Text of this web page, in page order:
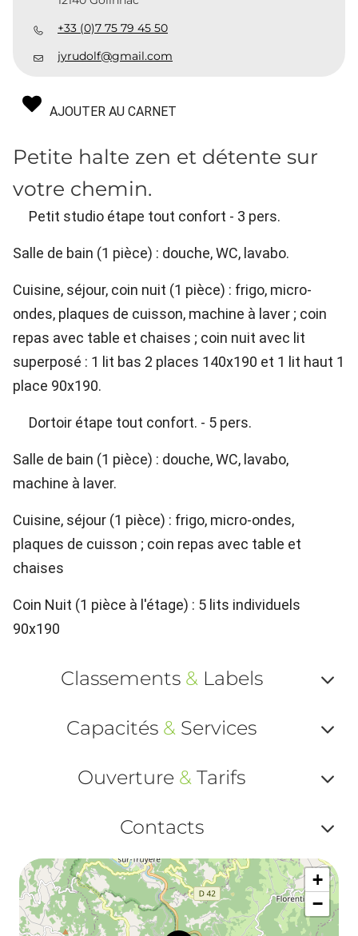
+33 (0)7 75 79 45 50
jyrudolf@gmail.com
AJOUTER AU CARNET
Petite halte zen et détente sur
votre chemin.
Petit studio étape tout confort - 3 pers.
Salle de bain (1 pièce) : douche, WC, lavabo.
Cuisine, séjour, coin nuit (1 pièce) : frigo, micro-
ondes, plaques de cuisson, machine à laver ; coin
repas avec table et chaises ; coin nuit avec lit
superposé : 1 lit bas 2 places 140x190 et 1 lit haut 1
place 90x190.
Dortoir étape tout confort. - 5 pers.
Salle de bain (1 pièce) : douche, WC, lavabo,
machine à laver.
Cuisine, séjour (1 pièce) : frigo, micro-ondes,
plaques de cuisson ; coin repas avec table et
chaises
Coin Nuit (1 pièce à l'étage) : 5 lits individuels
90x190
Classements &Labels
ou
Capacités & Services
ou
Ouverture & Tarifs
ou
Contacts
ou
+
−